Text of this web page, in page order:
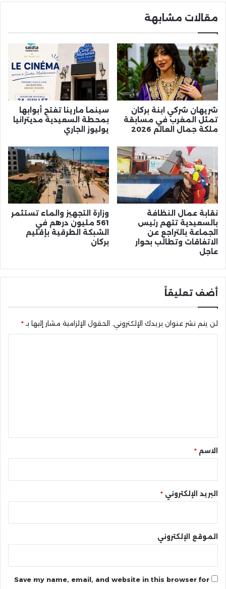
مقالات مشابهة
شريهان شركي ابنة بركان
تمثل المغرب في مسابقة
ملكة جمال العالم 2026
سينما مارينا تفتح أبوابها
بمحطة السعيدية مديترانيا
يوليوز الجاري
نقابة عمال النظافة
بالسعيدية تتهم رئيس
الجماعة بالتراجع عن
الاتفاقات وتطالب بحوار
عاجل
وزارة التجهيز والماء تستثمر
561 مليون درهم في
الشبكة الطرقية بإقليم
بركان
أضف تعليقاً
لن يتم نشر عنوان بريدك الإلكتروني. الحقول الإلزامية مشار إليها بـ *
* الاسم *
البريد الإلكتروني *
الموقع الإلكتروني
Save my name, email, and website in this browser for